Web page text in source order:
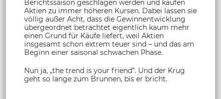
Berichtssaison geschlagen werden und kaufen
Aktien zu immer höheren Kursen. Dabei lassen sie
völlig außer Acht, dass die Gewinnentwicklung
übergeordnet betrachtet eigentlich kaum mehr
einen Grund für Käufe liefert, weil Aktien
insgesamt schon extrem teuer sind – und das am
Beginn einer saisonal schwachen Phase.
Nun ja, „the trend is your friend”. Und der Krug
geht so lange zum Brunnen, bis er bricht.